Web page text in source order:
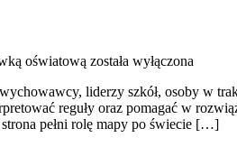
oświatową została wyłączona
liderzy szkół, osoby w
reguły oraz pomagać w
pełni rolę mapy po świecie […]